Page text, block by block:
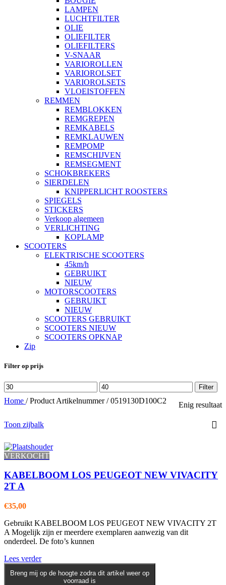
LAMPEN
LUCHTFILTER
OLIE
OLIEFILTER
OLIEFILTERS
V-SNAAR
VARIOROLLEN
VARIOROLSET
VARIOROLSETS
VLOEISTOFFEN
REMMEN
REMBLOKKEN
REMGREPEN
REMKABELS
REMKLAUWEN
REMPOMP
REMSCHIJVEN
REMSEGMENT
SCHOKBREKERS
SIERDELEN
KNIPPERLICHT ROOSTERS
SPIEGELS
STICKERS
Verkoop algemeen
VERLICHTING
KOPLAMP
SCOOTERS
ELEKTRISCHE SCOOTERS
45km/h
GEBRUIKT
NIEUW
MOTORSCOOTERS
GEBRUIKT
NIEUW
SCOOTERS GEBRUIKT
SCOOTERS NIEUW
SCOOTERS OPKNAP
Zip
Filter op prijs
Min.
prijs
Max.
prijs
Filter
Home / Product Artikelnummer/ 0519130D100C2 Enig resultaat
Toon zijbalk
VERKOCHT
KABELBOOM LOS PEUGEOT NEW VIVACITY
2T A
€35,00
Gebruikt KABELBOOM LOS PEUGEOT NEW VIVACITY 2T
A Mogelijk zijn er meerdere exemplaren aanwezig van dit
onderdeel. De foto’s kunnen
Lees verder
Breng mij op de hoogte zodra dit artikel weer op
voorraad is